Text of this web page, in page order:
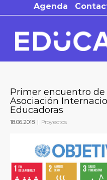
al
contenido
Agenda
Primer encuentro
Asociación
Educadoras
18.06.2018 | Proyectos